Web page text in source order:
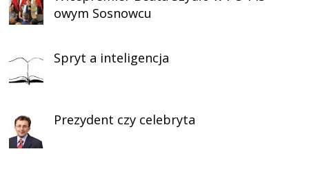
owym Sosnowcu
Spryt a inteligencja
Prezydent czy celebryta